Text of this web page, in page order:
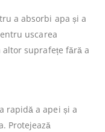
a absorbi apa și a
uscarea
suprafețe fără a
rapidă a apei și a
Protejează